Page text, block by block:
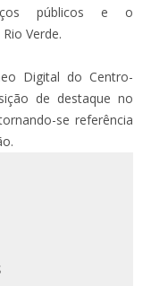
públicos e o
Verde.
Digital do Centro-
de destaque no
se referência